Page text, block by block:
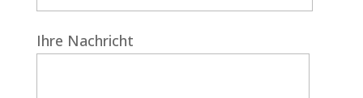
Ihre Nachricht